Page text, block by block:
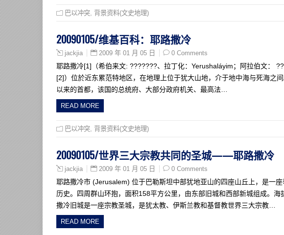
巴以冲突 背景资料(文史地理)
20090105/维基百科：耶路撒冷
jackjia 2009 年 01 月 05 日 0 Comments
耶路撒冷[1]（希伯来文: ???????、拉丁化：Yerushaláyim；阿拉伯文：
[2]）位於近东累范特地区，在地理上位于犹大山地，介于地中海与死海之
以来的首都，该国的总统府、大部分政府机关、最高法…
READ MORE
巴以冲突 背景资料(文史地理)
20090105/世界三大宗教共同的圣城——耶路撒冷
jackjia 2009 年 01 月 05 日 0 Comments
耶路撒冷市 (Jerusalem) 位于巴勒斯坦中部犹地亚山的四座山丘上，是一
历史。四周群山环抱，面积158平方公里，由东部旧城和西部新城组成。
撒冷旧城是一座宗教圣城，是犹太教、伊斯兰教和基督教世界三大宗教…
READ MORE